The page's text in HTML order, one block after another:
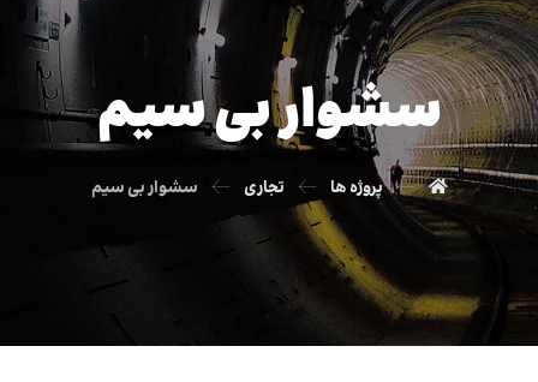
سشوار بی سیم
پروژه ها تجاری سشوار بی سیم